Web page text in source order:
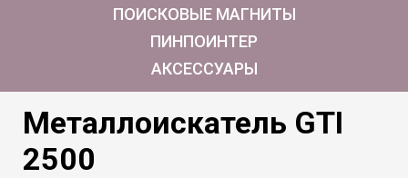
ПОИСКОВЫЕ МАГНИТЫ
ПИНПОИНТЕР
АКСЕССУАРЫ
Металлоискатель GTI
2500